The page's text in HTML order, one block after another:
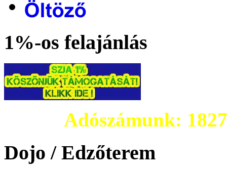
1%-os felajánlás
Adószámunk:
Dojo / Edzőterem